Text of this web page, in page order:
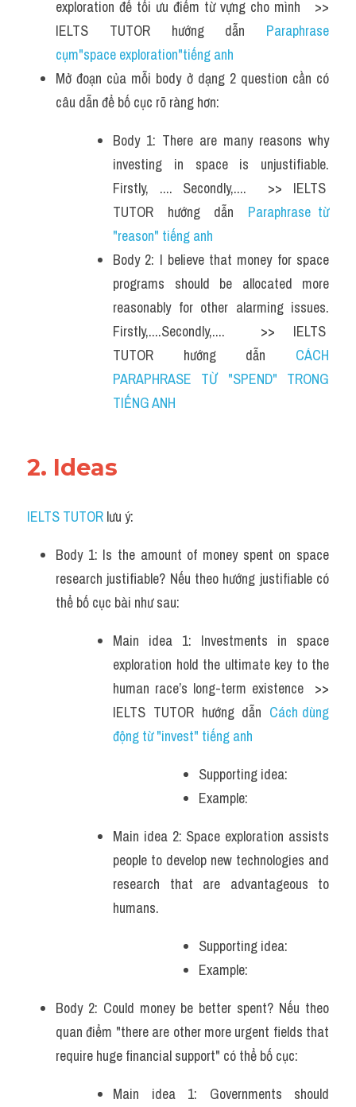
exploration để tối ưu điểm từ vựng cho mình   >>
IELTS  TUTOR  hướng  dẫn Paraphrase
cụm"space exploration"tiếng anh
Mở đoạn của mỗi body ở dạng 2 question cần có
câu dẫn để bố cục rõ ràng hơn:
Body 1: There are many reasons why
investing in space is unjustifiable.
Firstly, .... Secondly,....  >> IELTS
TUTOR  hướng  dẫn Paraphrase từ
"reason" tiếng anh
Body 2: I believe that money for space
programs should be allocated more
reasonably for other alarming issues.
Firstly,....Secondly,....  >> IELTS
TUTOR  hướng  dẫn CÁCH
PARAPHRASE TỪ "SPEND" TRONG
TIẾNG ANH
2. Ideas
IELTS TUTOR lưu ý:
Body 1: Is the amount of money spent on space
research justifiable? Nếu theo hướng justifiable có
thể bố cục bài như sau:
Main idea 1: Investments in space
exploration hold the ultimate key to the
human race’s long-term existence  >>
IELTS  TUTOR  hướng  dẫn Cách dùng
động từ "invest" tiếng anh
Supporting idea:
Example:
Main idea 2: Space exploration assists
people to develop new technologies and
research that are advantageous to
humans.
Supporting idea:
Example:
Body 2: Could money be better spent? Nếu theo
quan điểm "there are other more urgent fields that
require huge financial support" có thể bố cục:
Main idea 1: Governments should